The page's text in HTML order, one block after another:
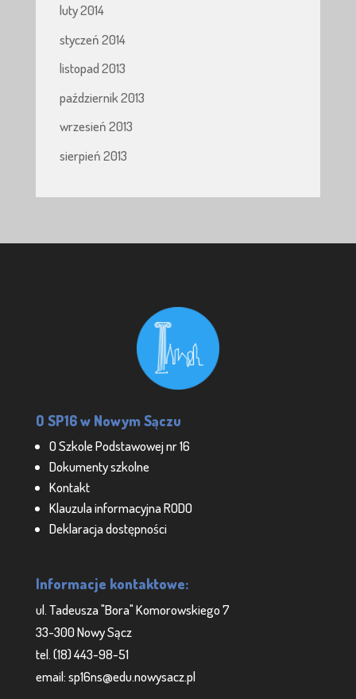
luty 2014
styczeń 2014
listopad 2013
październik 2013
wrzesień 2013
sierpień 2013
O SP16 w Nowym Sączu
O Szkole Podstawowej nr 16
Dokumenty szkolne
Kontakt
Klauzula informacyjna RODO
Deklaracja dostępności
Informacje kontaktowe:
ul. Tadeusza "Bora" Komorowskiego 7
33-300 Nowy Sącz
tel. (18) 443-98-51
email: sp16ns@edu.nowysacz.pl